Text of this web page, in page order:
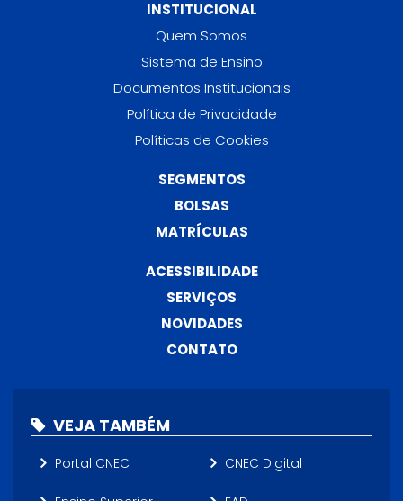
INSTITUCIONAL
Quem Somos
Sistema de Ensino
Documentos Institucionais
Política de Privacidade
Políticas de Cookies
SEGMENTOS
BOLSAS
MATRÍCULAS
ACESSIBILIDADE
SERVIÇOS
NOVIDADES
CONTATO
VEJA TAMBÉM
Portal CNEC CNEC Digital